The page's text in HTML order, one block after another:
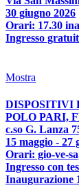
30 giugno 2026
Orari: 17.30
Ingresso
Mostra
DISPOSITIVI
POLO PARI,
c.so G. Lanza
15 maggio - 27
Orari: gio-ve-
Ingresso con
Inaugurazione